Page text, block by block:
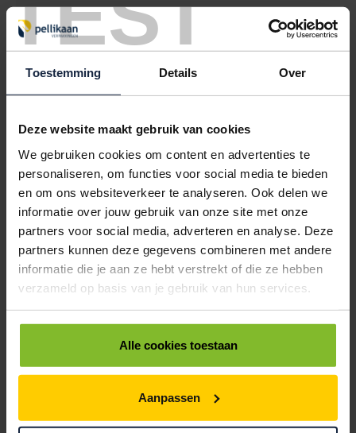
Toestemming Details Over
Deze website maakt gebruik van cookies
We gebruiken cookies om content en advertenties te
personaliseren, om functies voor social media te bieden
en om ons websiteverkeer te analyseren. Ook delen we
informatie over jouw gebruik van onze site met onze
partners voor social media, adverteren en analyse. Deze
partners kunnen deze gegevens combineren met andere
informatie die je aan ze hebt verstrekt of die ze hebben
verzameld op basis van je gebruik van hun services.
Alle cookies toestaan
Aanpassen
ROL SLUITTAPE 9MM / 66 METER GROEN
< 16
16
€1,53
€1,36 €1,26 €1,16
ROL SLUITTAPE 9MM / 66 METER WIT
€1,53
€1,36 €1,26 €1,16
8401030 €0,00
ROL SLUITTAPE 9MM / 66 METER ORANJE
< 16
16 96
192
€1,53
€1,36 €1,26 €1,16
Hoe werkt een bestellijst?
Wanneer u bent ingelogd, kunt u een eigen bestellijst maken.
Gebruik bestel- en offertelijsten om eenvoudig en snel producten
te bestellen. Uw bestel- en offertelijsten kunt u terugvinden in uw